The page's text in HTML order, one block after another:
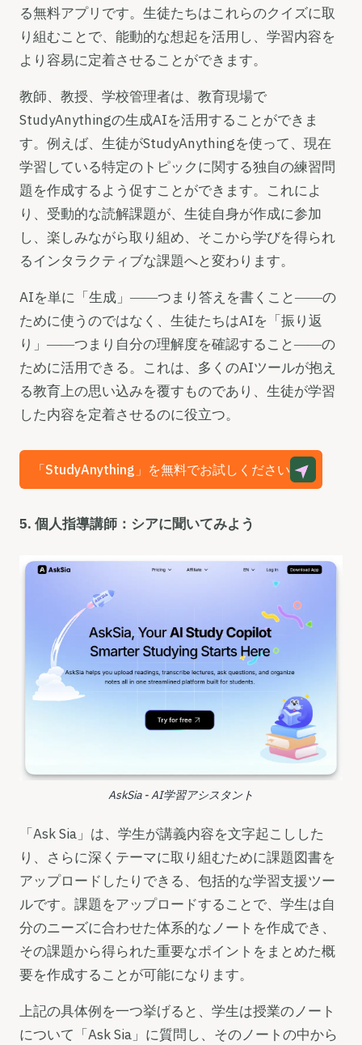
る無料アプリです。生徒たちはこれらのクイズに取
り組むことで、能動的な想起を活用し、学習内容を
より容易に定着させることができます。
教師、教授、学校管理者は、教育現場で
StudyAnythingの生成AIを活用することができま
す。例えば、生徒がStudyAnythingを使って、現在
学習している特定のトピックに関する独自の練習問
題を作成するよう促すことができます。これによ
り、受動的な読解課題が、生徒自身が作成に参加
し、楽しみながら取り組め、そこから学びを得られ
るインタラクティブな課題へと変わります。
AIを単に「生成」――つまり答えを書くこと――の
ために使うのではなく、生徒たちはAIを「振り返
り」――つまり自分の理解度を確認すること――の
ために活用できる。これは、多くのAIツールが抱え
る教育上の思い込みを覆すものであり、生徒が学習
した内容を定着させるのに役立つ。
「StudyAnything」を無料でお試しください
5. 個人指導講師：シアに聞いてみよう
AskSia - AI学習アシスタント
「Ask Sia」は、学生が講義内容を文字起こしした
り、さらに深くテーマに取り組むために課題図書を
アップロードしたりできる、包括的な学習支援ツー
ルです。課題をアップロードすることで、学生は自
分のニーズに合わせた体系的なノートを作成でき、
その課題から得られた重要なポイントをまとめた概
要を作成することが可能になります。
上記の具体例を一つ挙げると、学生は授業のノート
について「Ask Sia」に質問し、そのノートの中から